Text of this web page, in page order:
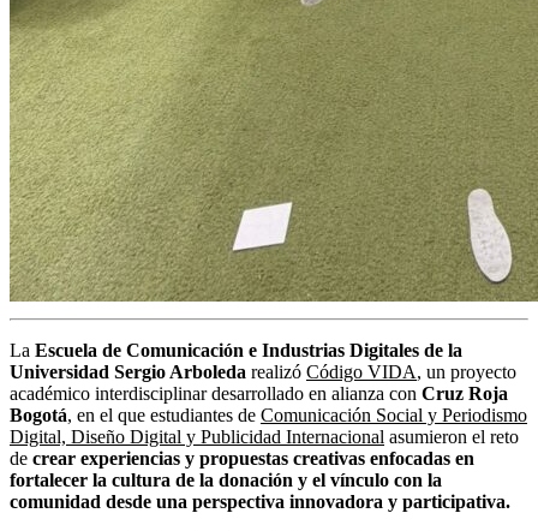
La Escuela de Comunicación e Industrias Digitales de la
Universidad Sergio Arboleda realizó Código VIDA, un proyecto
académico interdisciplinar desarrollado en alianza con Cruz Roja
Bogotá, en el que estudiantes de Comunicación Social y Periodismo
Digital, Diseño Digital y Publicidad Internacional asumieron el reto
de crear experiencias y propuestas creativas enfocadas en
fortalecer la cultura de la donación y el vínculo con la
comunidad desde una perspectiva innovadora y participativa.